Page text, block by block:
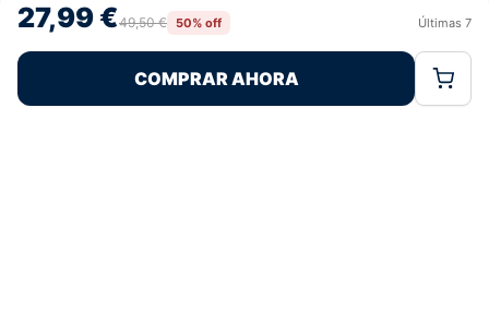
retirar el consentimiento, puede afectar negativamente a ciertas
características y funciones.
Rechazar
Política de CookiesPolítica de Privacidad
27,99 €49,50 € 50% off Últimas 7
COMPRAR AHORA